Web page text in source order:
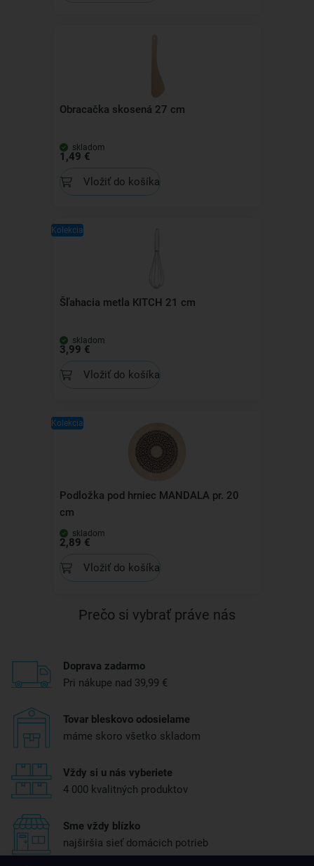
Obracačka skosená 27 cm
skladom
1,49 €
Vložiť do košíka
Kolekcia
Šľahacia metla KITCH 21 cm
skladom
3,99 €
Vložiť do košíka
Kolekcia
Podložka pod hrniec MANDALA pr. 20
cm
skladom
2,89 €
Vložiť do košíka
Prečo si vybrať práve nás
Doprava zadarmo
Pri nákupe nad 39,99 €
Tovar bleskovo odosielame
máme skoro všetko skladom
Vždy si u nás vyberiete
4 000 kvalitných produktov
Sme vždy blízko
najširšia sieť domácich potrieb